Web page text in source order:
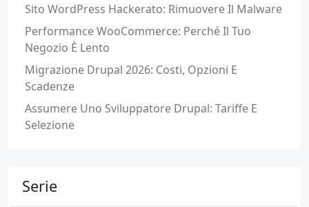
Sito WordPress Hackerato: Rimuovere Il Malware
Performance WooCommerce: Perché Il Tuo
Negozio È Lento
Migrazione Drupal 2026: Costi, Opzioni E
Scadenze
Assumere Uno Sviluppatore Drupal: Tariffe E
Selezione
Serie